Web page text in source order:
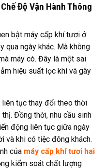
Độ Vận Hành Thông
bật máy cấp khí tươi ở
qua ngày khác. Mà không
máy có. Đây là một sai
hiệu suất lọc khí và gây
tục thay đổi theo thời
Đồng thời, nhu cầu sinh
động liên tục giữa ngày
và khi có tiệc đông khách.
của máy cấp khí tươi hai
kiểm soát chất lượng